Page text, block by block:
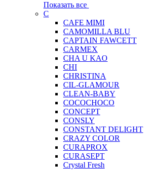
Показать все
C
CAFE MIMI
CAMOMILLA BLU
CAPTAIN FAWCETT
CARMEX
CHA U KAO
CHI
CHRISTINA
CIL-GLAMOUR
CLEAN-BABY
COCOCHOCO
CONCEPT
CONSLY
CONSTANT DELIGHT
CRAZY COLOR
CURAPROX
CURASEPT
Crystal Fresh